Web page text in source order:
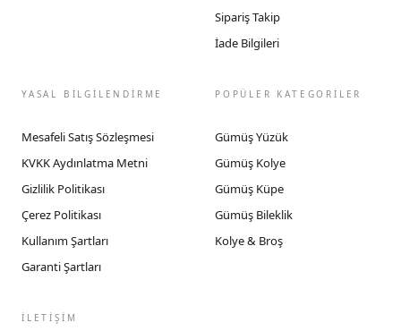
Sipariş Takip
İade Bilgileri
YASAL BİLGİLENDİRME
Mesafeli Satış Sözleşmesi
KVKK Aydınlatma Metni
Gizlilik Politikası
Çerez Politikası
Kullanım Şartları
Garanti Şartları
POPÜLER KATEGORİLER
Gümüş Yüzük
Gümüş Kolye
Gümüş Küpe
Gümüş Bileklik
Kolye & Broş
İLETIŞIM